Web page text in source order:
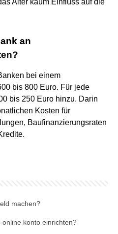
an
bei einem
bis 800 Euro. Für jede
bis 250 Euro hinzu. Darin
Kosten für
Baufinanzierungsraten
machen?
konto einrichten?